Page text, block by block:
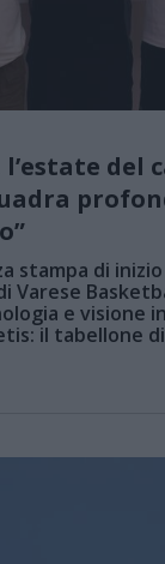
del
stampa di
Varese
e visione
il tabellone